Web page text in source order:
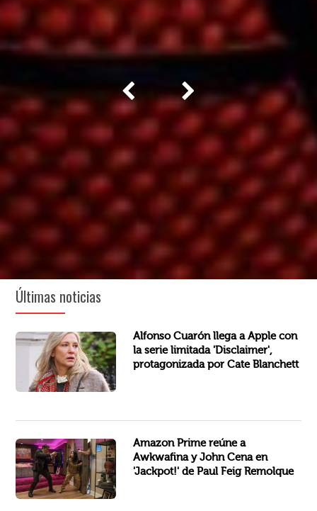
Últimas noticias
Alfonso Cuarón llega a Apple con
la serie limitada 'Disclaimer',
protagonizada por Cate Blanchett
Disclaimer, la serie psicológica limitada de siete capítulos para Apple creado y dirigido por el cineasta ganador del...
Amazon Prime reúne a
Awkwafina y John Cena en
'Jackpot!' de Paul Feig Remolque
Awkwafina y John Cena descubren que ganar la lotería no es tan bueno como parece en el primer avance de la comedia de...